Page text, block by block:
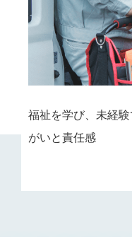
福祉を学び、未経
がいと責任感